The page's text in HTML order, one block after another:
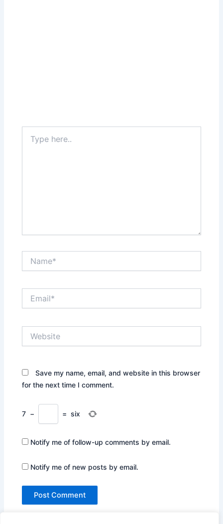
here..
Save my name, email, and website in this browser
for the next time I comment.
7 − = six
Notify me of follow-up comments by email.
Notify me of new posts by email.